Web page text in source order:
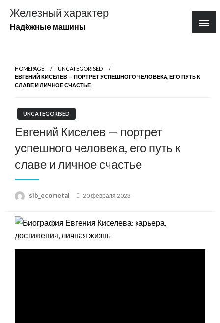
содержимому
Железный характер
Надёжные машины
HOMEPAGE
UNCATEGORISED
ЕВГЕНИЙ КИСЕЛЕВ — ПОРТРЕТ УСПЕШНОГО ЧЕЛОВЕКА, ЕГО ПУТЬ К
СЛАВЕ И ЛИЧНОЕ СЧАСТЬЕ
UNCATEGORISED
Евгений Киселев — портрет
успешного человека, его путь к
славе и личное счастье
sib_ecometal
Posted
20 февраля 2023